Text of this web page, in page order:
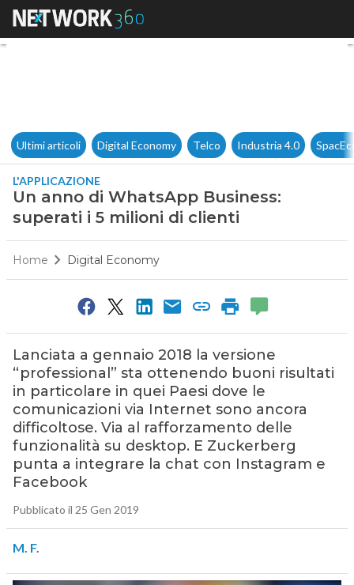
Un anno di WhatsApp
Ultimi articoli Digital Economy Telco Industria 4.0
L'APPLICAZIONE
Un anno di WhatsApp Business:
superati i 5 milioni di clienti
Home Digital Economy
Lanciata a gennaio 2018 la versione
“professional” sta ottenendo buoni risultati
in particolare in quei Paesi dove le
comunicazioni via Internet sono ancora
difficoltose. Via al rafforzamento delle
funzionalità su desktop. E Zuckerberg
punta a integrare la chat con Instagram e
Facebook
Pubblicato il 25 Gen 2019
M. F.